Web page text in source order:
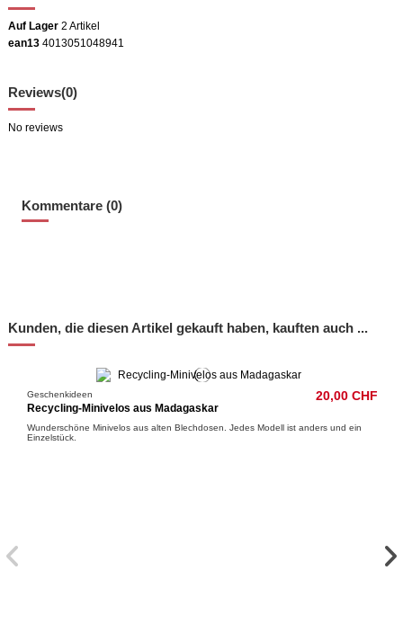
Auf Lager 2 Artikel
ean13 4013051048941
Reviews(0)
No reviews
Kommentare (0)
Kunden, die diesen Artikel gekauft haben, kauften auch ...
Geschenkideen
Recycling-Minivelos aus Madagaskar
20,00 CHF
Wunderschöne Minivelos aus alten Blechdosen. Jedes Modell ist anders und ein
Einzelstück.